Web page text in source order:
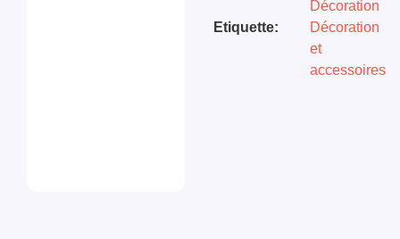
Décoration
Etiquette:
Décoration
et
accessoires